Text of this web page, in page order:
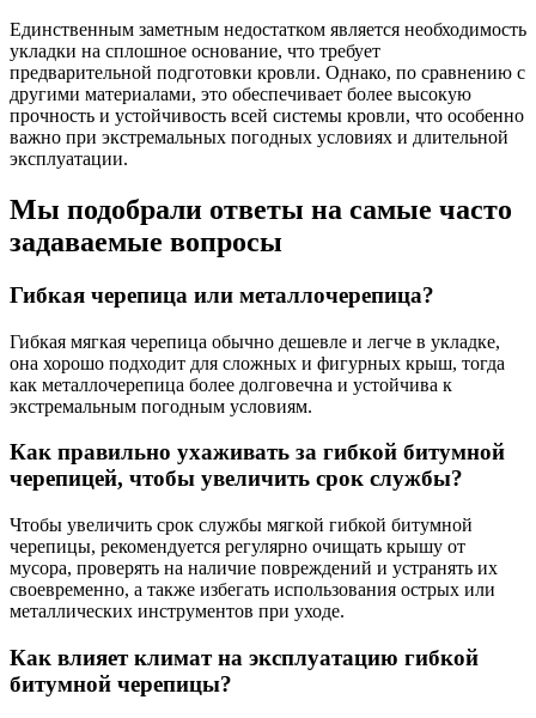
Единственным заметным недостатком является необходимость
укладки на сплошное основание, что требует
предварительной подготовки кровли. Однако, по сравнению с
другими материалами, это обеспечивает более высокую
прочность и устойчивость всей системы кровли, что особенно
важно при экстремальных погодных условиях и длительной
эксплуатации.
Мы подобрали ответы на самые часто
задаваемые вопросы
Гибкая черепица или металлочерепица?
Гибкая мягкая черепица обычно дешевле и легче в укладке,
она хорошо подходит для сложных и фигурных крыш, тогда
как металлочерепица более долговечна и устойчива к
экстремальным погодным условиям.
Как правильно ухаживать за гибкой битумной
черепицей, чтобы увеличить срок службы?
Чтобы увеличить срок службы мягкой гибкой битумной
черепицы, рекомендуется регулярно очищать крышу от
мусора, проверять на наличие повреждений и устранять их
своевременно, а также избегать использования острых или
металлических инструментов при уходе.
Как влияет климат на эксплуатацию гибкой
битумной черепицы?